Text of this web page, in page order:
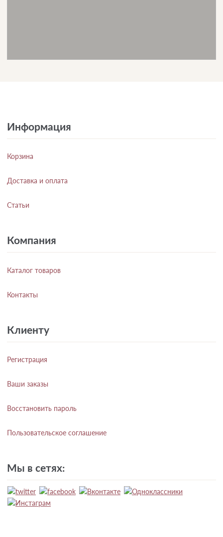
Информация
Корзина
Доставка и оплата
Статьи
Компания
Каталог товаров
Контакты
Клиенту
Регистрация
Ваши заказы
Восстановить пароль
Пользовательское соглашение
Мы в сетях: